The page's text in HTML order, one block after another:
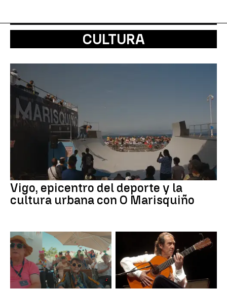
CULTURA
Vigo, epicentro del deporte y la
cultura urbana con O Marisquiño